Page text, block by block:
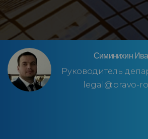
Симинихин
Руководитель
legal@pravo-